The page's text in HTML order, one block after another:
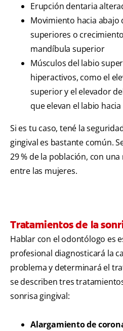
Erupción dentaria
Movimiento hacia abajo
superiores o
mandíbula superior
Músculos del labio
hiperactivos, como el
superior y el elevador
que elevan el labio
Si es tu caso, tené la
gingival es bastante común.
29 % de la población, con
entre las mujeres.
Tratamientos de la
Hablar con el odontólogo es
profesional diagnosticará la
problema y determinará el
se describen tres
sonrisa gingival:
Alargamiento de